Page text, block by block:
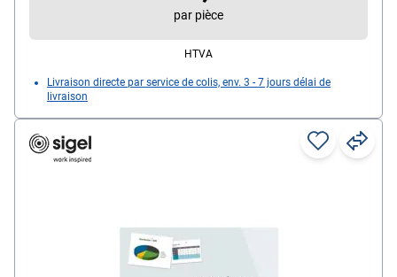
par pièce
HTVA
Livraison directe par service de colis, env. 3 - 7 jours délai de
livraison